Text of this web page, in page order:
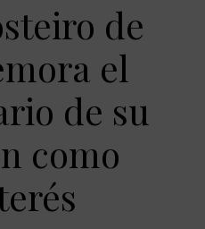
de
el
de su
como